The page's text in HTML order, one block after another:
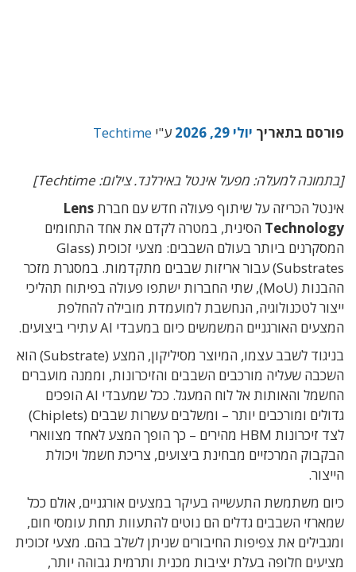
פורסם בתאריך יולי 29, 2026 ע"י Techtime
[בתמונה למעלה: מפעל אינטל באירלנד. צילום: Techtime]
אינטל הכריזה על שיתוף פעולה חדש עם חברתLens
Technology הסינית, במטרה לקדם את אחד התחומים
המסקרנים ביותר בעולם השבבים: מצעי זכוכית (Glass
Substrates) עבור אריזות שבבים מתקדמות. במסגרת מזכר
ההבנות (MoU), שתי החברות ישתפו פעולה בפיתוח תהליכי
ייצור לטכנולוגיה, הנחשבת למועמדת מובילה להחלפת
המצעים האורגניים המשמשים כיום במעבדי AI עתירי ביצועים.
בניגוד לשבב עצמו, המיוצר מסיליקון, המצע (Substrate) הוא
השכבה שעליה מורכבים השבבים והזיכרונות, וממנה מועברים
החשמל והאותות אל לוח המעגל. ככל שמעבדי AI הופכים
גדולים ומורכבים יותר – ומשלבים עשרות שבבים (Chiplets)
לצד זיכרונות HBM מהירים – כך הופך המצע לאחד מצווארי
הבקבוק המרכזיים מבחינת ביצועים, צריכת חשמל ויכולת
הייצור.
כיום משתמשת התעשייה בעיקר במצעים אורגניים, אולם ככל
שמארזי השבבים גדלים הם נוטים להתעוות תחת עומסי חום,
ומגבילים את צפיפות החיבורים שניתן לשלב בהם. מצעי זכוכית
מציעים חלופה בעלת יציבות מכנית ותרמית גבוהה יותר,